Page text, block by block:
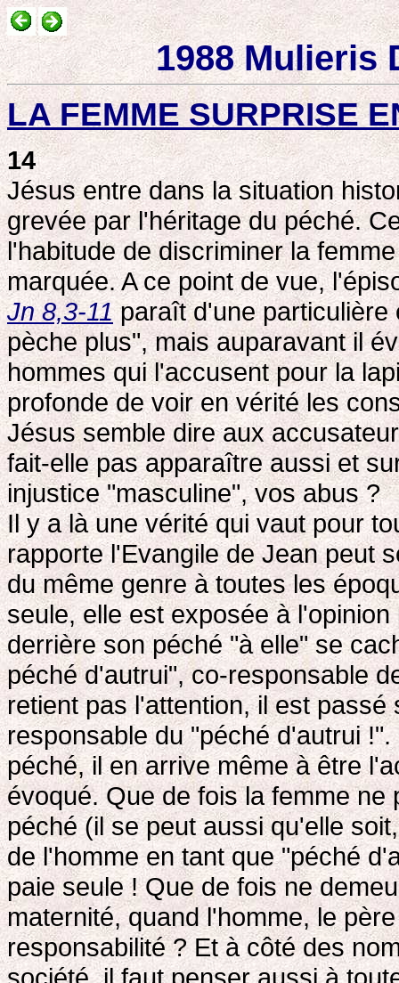
1988 Mulieris
LA FEMME SURPRISE
14
Jésus entre dans la situation
grevée par l'héritage du péché.
l'habitude de discriminer la
marquée. A ce point de vue,
Jn 8,3-11paraît d'une particulière
pèche plus", mais auparavant il
hommes qui l'accusent pour la
profonde de voir en vérité les
Jésus semble dire aux
fait-elle pas apparaître aussi et
injustice "masculine", vos abus ?
Il y a là une vérité qui vaut pour
rapporte l'Evangile de Jean peut
du même genre à toutes les
seule, elle est exposée à
derrière son péché "à elle" se
péché d'autrui", co-responsable
retient pas l'attention, il est
responsable du "péché d'autrui
péché, il en arrive même à être
évoqué. Que de fois la femme
péché (il se peut aussi qu'elle
de l'homme en tant que "péché
paie seule ! Que de fois ne
maternité, quand l'homme, le
responsabilité ? Et à côté des
société, il faut penser aussi à